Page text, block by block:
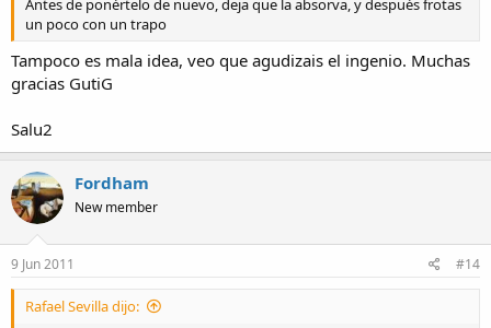
Antes de ponértelo de nuevo, deja que la absorva, y después frotas
un poco con un trapo
Tampoco es mala idea, veo que agudizais el ingenio. Muchas
gracias GutiG
Salu2
Fordham
New member
9 Jun 2011 #14
Rafael Sevilla dijo: